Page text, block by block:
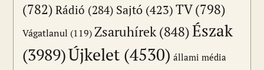
(782) Rádió (284) Sajtó (423)TV(798)
Vágatlanul (119)Zsaruhírek(848)Észak
(3989)Újkelet (4530) állami média